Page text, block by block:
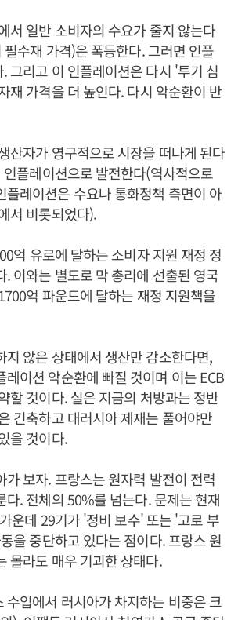
서 일반 소비자의 수요가 줄지 않는다
수재 가격)은 폭등한다. 그러면 인플
그리고 이 인플레이션은 다시 '투기 심
재 가격을 더 높인다. 다시 악순환이 반
산자가 영구적으로 시장을 떠나게 된다
플레이션으로 발전한다(역사적으로
플레이션은 수요나 통화정책 측면이 아
서 비롯되었다).
억 유로에 달하는 소비자 지원 재정 정
. 이와는 별도로 막 총리에 선출된 영국
억 파운드에 달하는 재정 지원책을
지 않은 상태에서 생산만 감소한다면,
레이션 악순환에 빠질 것이며 이는 ECB
할 것이다. 실은 지금의 처방과는 정반
긴축하고 대러시아 제재는 풀어야만
을 것이다.
가 보자. 프랑스는 원자력 발전이 전력
다. 전체의 50%를 넘는다. 문제는 현재
운데 29기가 '정비 보수' 또는 '고로 부
을 중단하고 있다는 점이다. 프랑스 원
몰라도 매우 기괴한 상태다.
수입에서 러시아가 차지하는 비중은 크